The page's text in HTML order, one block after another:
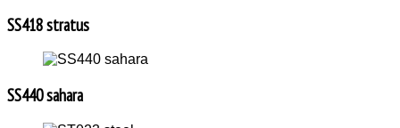
SS418 stratus
SS440 sahara